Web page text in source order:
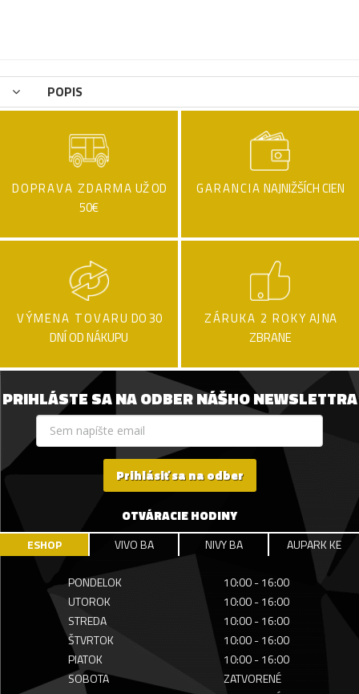
POPIS
DOPRAVA ZDARMA UŽ OD
50€
GARANCIA NAJNIŽŠÍCH CIEN
VÝMENA TOVARU DO 30
DNÍ OD NÁKUPU
ZÁRUKA 2 ROKY AJ NA
ZBRANE
PRIHLÁSTE SA NA ODBER NÁŠHO NEWSLETTRA
Prihlásiť sa na odber
OTVÁRACIE HODINY
ESHOP VIVO BA NIVY BA AUPARK KE
PONDELOK
10:00 - 16:00
UTOROK
10:00 - 16:00
STREDA
10:00 - 16:00
ŠTVRTOK
10:00 - 16:00
PIATOK
10:00 - 16:00
SOBOTA
ZATVORENÉ